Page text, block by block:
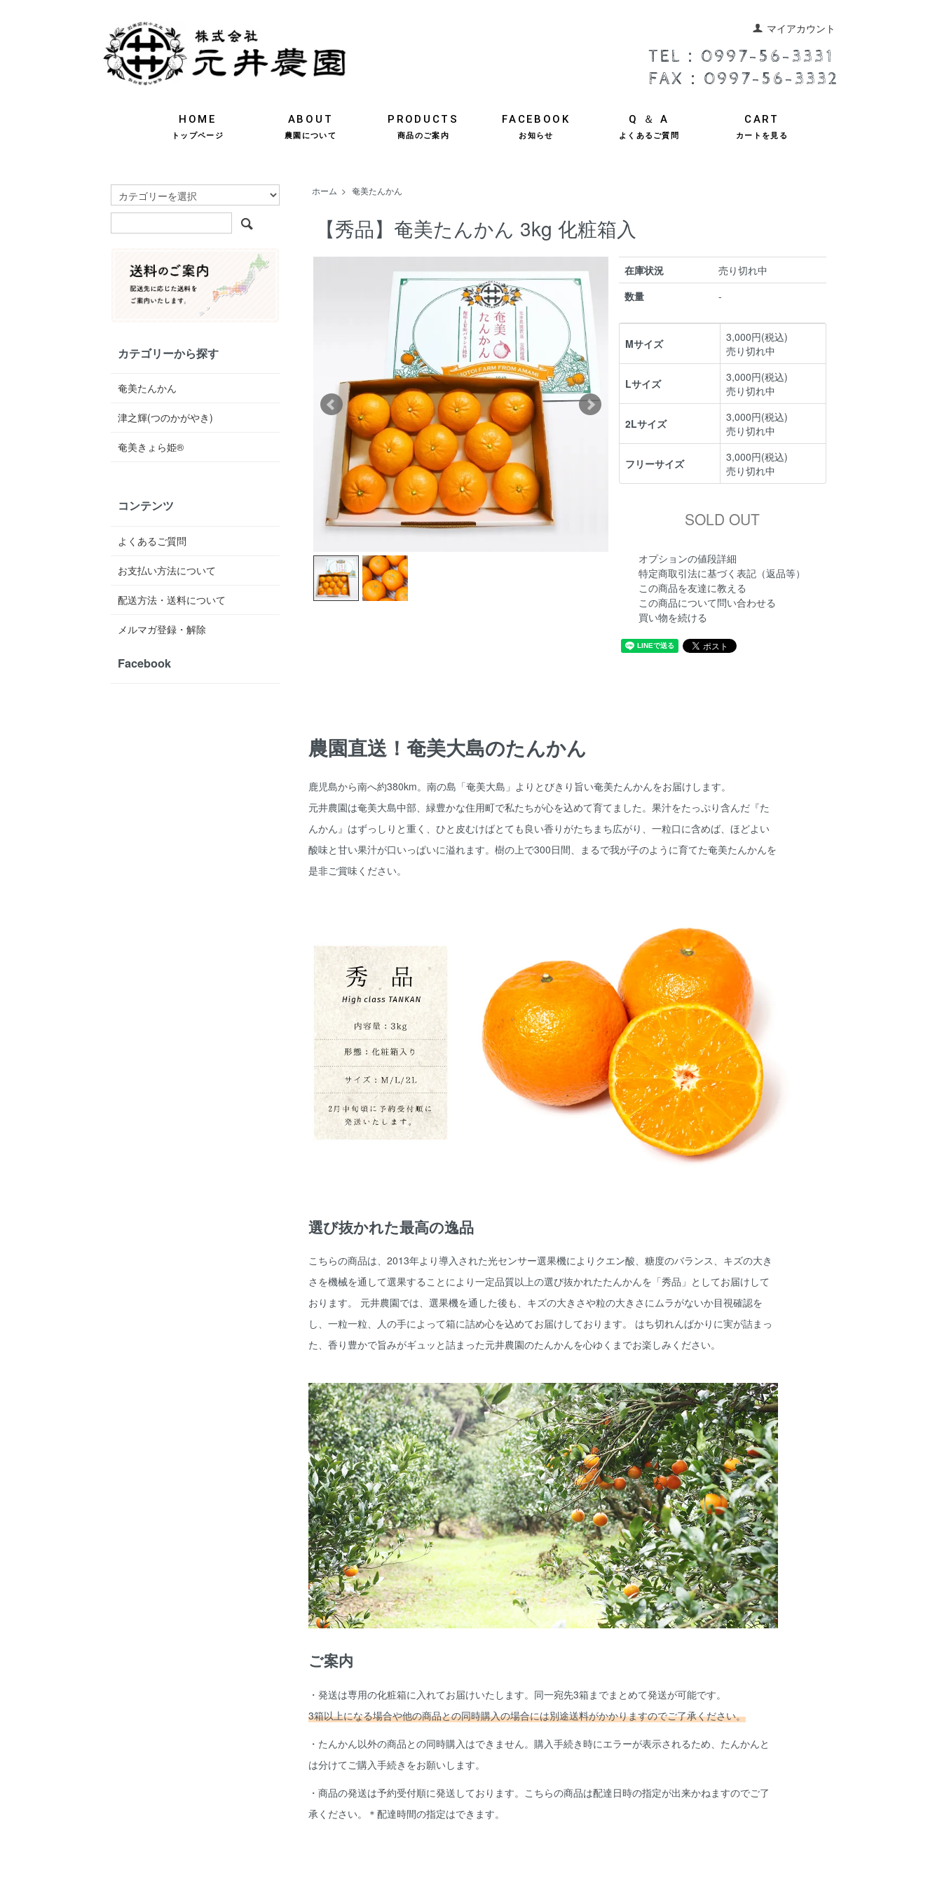
マイアカウント
TEL：0997-56-3331
FAX：0997-56-3332
HOME
トップページ
ABOUT
農園について
PRODUCTS
商品のご案内
FACEBOOK
お知らせ
Q ＆ A
よくあるご質問
CART
カートを見る
ホーム > 奄美たんかん
【秀品】奄美たんかん 3kg 化粧箱入
在庫状況
売り切れ中
数量
-
Mサイズ
3,000円(税込)
売り切れ中
Lサイズ
3,000円(税込)
売り切れ中
2Lサイズ
3,000円(税込)
売り切れ中
フリーサイズ
3,000円(税込)
売り切れ中
オプションの値段詳細
特定商取引法に基づく表記（返品等）
この商品を友達に教える
この商品について問い合わせる
買い物を続ける
農園直送！奄美大島のたんかん
鹿児島から南へ約380km。南の島「奄美大島」よりとびきり旨い奄美たんかんをお届けします。
元井農園は奄美大島中部、緑豊かな住用町で私たちが心を込めて育てました。果汁をたっぷり含んだ『た
んかん』はずっしりと重く、ひと皮むけばとても良い香りがたちまち広がり、一粒口に含めば、ほどよい
酸味と甘い果汁が口いっぱいに溢れます。樹の上で300日間、まるで我が子のように育てた奄美たんかんを
是非ご賞味ください。
選び抜かれた最高の逸品
こちらの商品は、2013年より導入された光センサー選果機によりクエン酸、糖度のバランス、キズの大き
さを機械を通して選果することにより一定品質以上の選び抜かれたたんかんを「秀品」としてお届けして
おります。 元井農園では、選果機を通した後も、キズの大きさや粒の大きさにムラがないか目視確認を
し、一粒一粒、人の手によって箱に詰め心を込めてお届けしております。 はち切れんばかりに実が詰まっ
た、香り豊かで旨みがギュッと詰まった元井農園のたんかんを心ゆくまでお楽しみください。
ご案内
・発送は専用の化粧箱に入れてお届けいたします。同一宛先3箱までまとめて発送が可能です。
3箱以上になる場合や他の商品との同時購入の場合には別途送料がかかりますのでご了承ください。
・たんかん以外の商品との同時購入はできません。購入手続き時にエラーが表示されるため、たんかんと
は分けてご購入手続きをお願いします。
・商品の発送は予約受付順に発送しております。こちらの商品は配達日時の指定が出来かねますのでご了
承ください。＊配達時間の指定はできます。
カテゴリーから探す
奄美たんかん
津之輝(つのかがやき)
奄美きょら姫®︎
コンテンツ
よくあるご質問
お支払い方法について
配送方法・送料について
メルマガ登録・解除
Facebook